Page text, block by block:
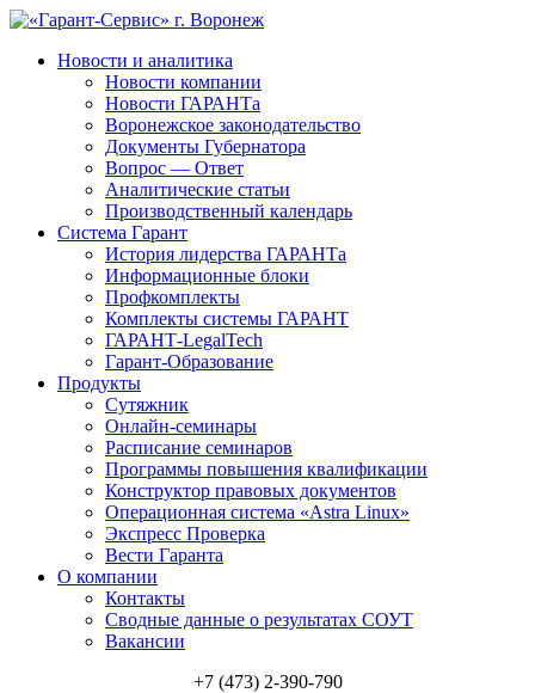
Новости и аналитика
Новости компании
Новости ГАРАНТа
Воронежское законодательство
Документы Губернатора
Вопрос — Ответ
Аналитические статьи
Производственный календарь
Система Гарант
История лидерства ГАРАНТа
Информационные блоки
Профкомплекты
Комплекты системы ГАРАНТ
ГАРАНТ-LegalTech
Гарант-Образование
Продукты
Сутяжник
Онлайн-семинары
Расписание семинаров
Программы повышения квалификации
Конструктор правовых документов
Операционная система «Astra Linux»
Экспресс Проверка
Вести Гаранта
О компании
Контакты
Сводные данные о результатах СОУТ
Вакансии
+7 (473) 2-390-790